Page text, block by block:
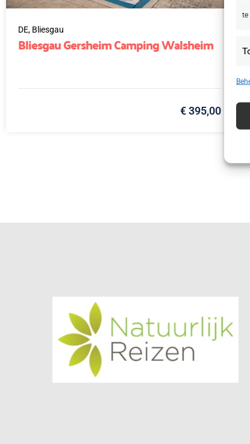
te
DE, Bliesgau
Bliesgau Gersheim Camping Walsheim
€ 395,00